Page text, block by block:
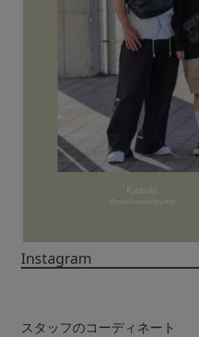
Instagram
スタッフのコーディネート